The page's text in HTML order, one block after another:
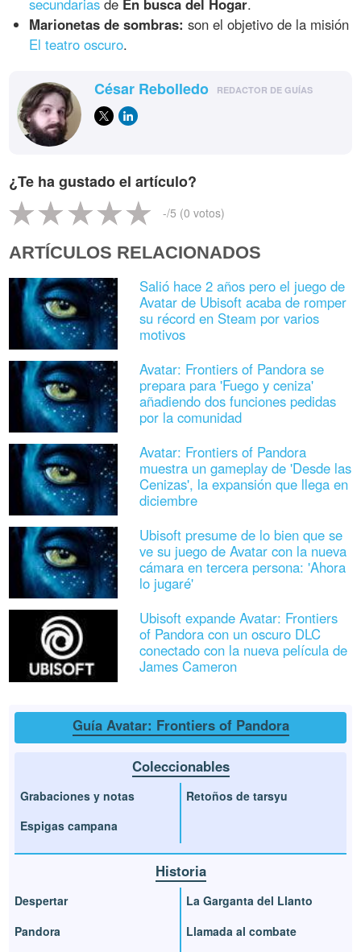
Marionetas de sombras: son el objetivo de la misión
El teatro oscuro.
César Rebolledo REDACTOR DE GUÍAS
¿Te ha gustado el artículo?
-/5 (0 votos)
ARTÍCULOS RELACIONADOS
Salió hace 2 años pero el juego de
Avatar de Ubisoft acaba de romper
su récord en Steam por varios
motivos
Avatar: Frontiers of Pandora se
prepara para 'Fuego y ceniza'
añadiendo dos funciones pedidas
por la comunidad
Avatar: Frontiers of Pandora
muestra un gameplay de 'Desde las
Cenizas', la expansión que llega en
diciembre
Ubisoft presume de lo bien que se
ve su juego de Avatar con la nueva
cámara en tercera persona: 'Ahora
lo jugaré'
Ubisoft expande Avatar: Frontiers
of Pandora con un oscuro DLC
conectado con la nueva película de
James Cameron
Guía Avatar: Frontiers of Pandora
Coleccionables
Grabaciones y notas
Espigas campana
Retoños de tarsyu
Historia
Despertar
Pandora
La Garganta del Llanto
Llamada al combate